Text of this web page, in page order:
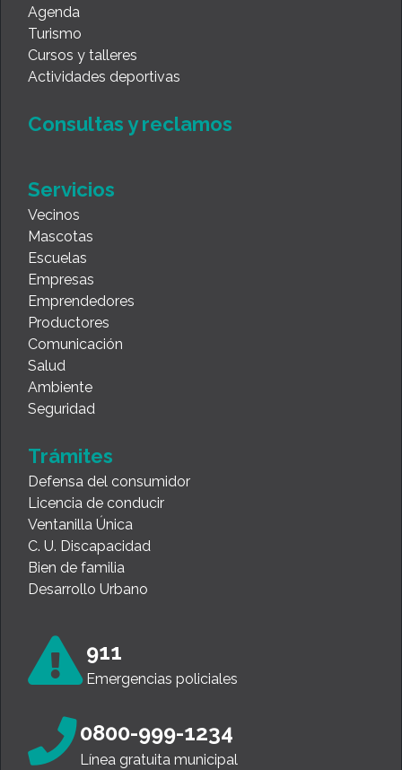
Agenda
Turismo
Cursos y talleres
Actividades deportivas
Consultas y reclamos
Servicios
Vecinos
Mascotas
Escuelas
Empresas
Emprendedores
Productores
Comunicación
Salud
Ambiente
Seguridad
Trámites
Defensa del consumidor
Licencia de conducir
Ventanilla Única
C. U. Discapacidad
Bien de familia
Desarrollo Urbano
911
Emergencias policiales
0800-999-1234
Línea gratuita municipal